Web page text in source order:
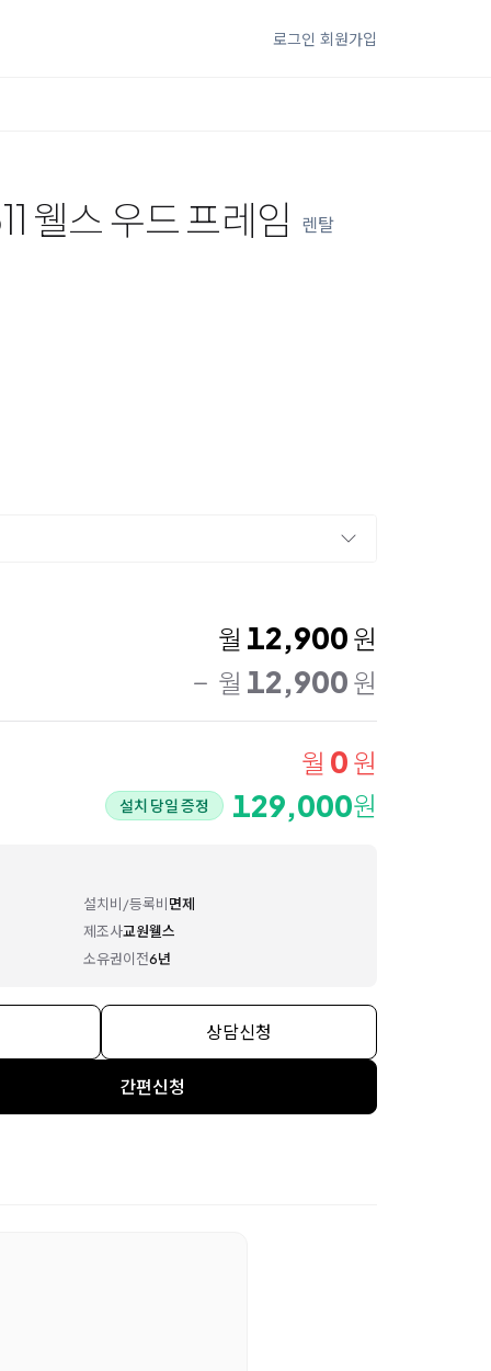
로그인 회원가입
웰스 우드 프레임 렌탈
월 12,900 원
월 12,900 원
월 0 원
설치 당일 증정 129,000원
설치비/등록비면제
제조사교원웰스
소유권이전6년
상담신청
간편신청